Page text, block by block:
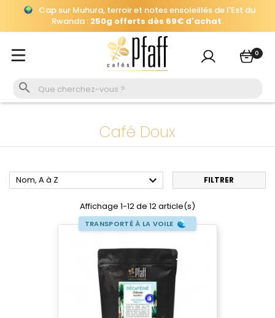
Automatiquement ajoutéà votre panier, jusqu'au 26 août à
16h.
Cap sur Muhura, terroir et notes ensoleillés de l'Est du
250g offerts dès 69€ d'achat

0
Café Doux
Nom, A à Z  FILTRER
Affichage 1-12 de 12 article(s)
TRANSPORTÉ À LA VOILE
Se connecter ×
Vous devez être connecté pour enregistrer les produits
de votre liste de souhaits.